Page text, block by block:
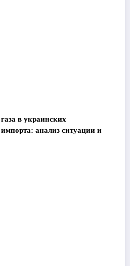
в украинских
анализ ситуации и